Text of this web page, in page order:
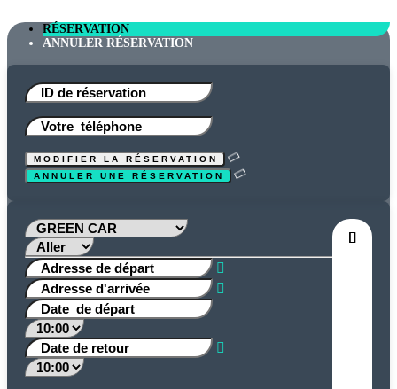
RÉSERVATION
ANNULER RÉSERVATION